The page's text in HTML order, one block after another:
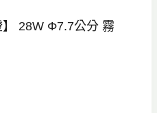
】 28W Φ7.7公分 霧